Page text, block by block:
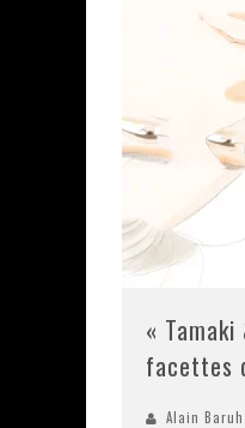
«
facettes
Alain Baruh